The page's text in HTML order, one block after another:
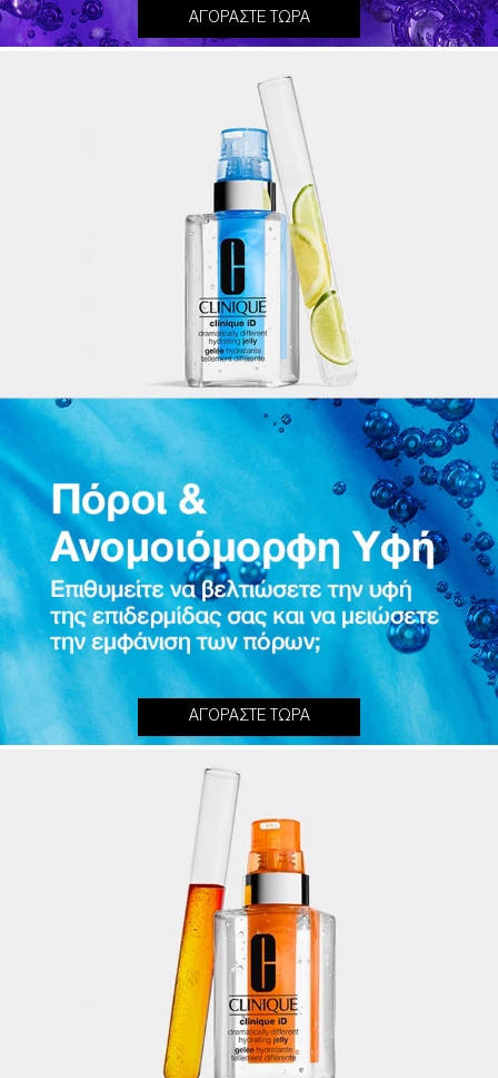
ΑΓΟΡΑΣΤΕ ΤΩΡΑ
ΑΓΟΡΑΣΤΕ ΤΩΡΑ